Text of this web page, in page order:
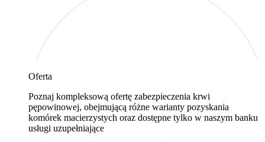
Oferta
Poznaj kompleksową ofertę zabezpieczenia krwi
pępowinowej, obejmującą różne warianty pozyskania
komórek macierzystych oraz dostępne tylko w naszym banku
usługi uzupełniające